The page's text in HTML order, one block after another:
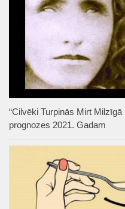
“Cilvēki Turpinās Mirt
prognozes 2021. Gadam